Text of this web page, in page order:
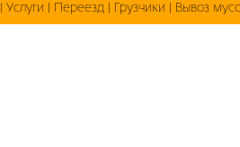
Услуги Переезд| Грузчики Вывоз